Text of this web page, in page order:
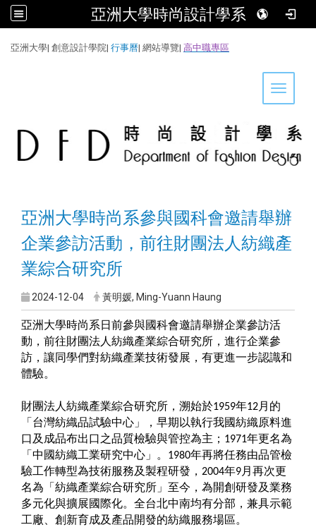
亞洲大學時尚設計學系
亞洲大學| 創意設計學院| 行事曆| 網站導覽| 高中職專區
Toggle
亞洲大學時尚系參與國科會邀請舉辦
企業參訪活動，前往財團法人紡織產
業綜合研究所
2024-12-04 黃明媛, Ming-Yuann Haung
亞洲大學時尚系日前參與國科會邀請舉辦企業參訪活
動，前往財團法人紡織產業綜合研究所，進行企業參
訪，讓同學們對紡織產業技術發展，有更進一步認識和
體驗。
財團法人紡織產業綜合研究所，溯始於1959年12月的
「台灣紡織品試驗中心」，早期以執行我國紡織原料進
口及成品布出口之品質檢驗與管控為主； 1971年更名為
「中國紡織工業研究中心」。 1980年再將任務由品管檢
驗工作轉型為技術服務及製程研發， 2004年9月再次更
名為「紡織產業綜合研究所」至今，為開創研發及業務
多元化與擴展國際化。全台北中南均有分部，兼具示範
工廠、創新育成及產品開發的紡織服務場區。